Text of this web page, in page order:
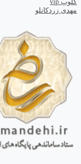
کلوپ vip
مهدی زردکانلو